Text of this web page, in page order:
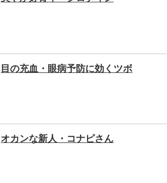
目の充血・眼病予防に効くツボ
オカンな新人・コナピさん